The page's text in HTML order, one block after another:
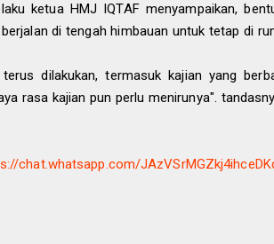
ketua HMJ IQTAF menyampaikan,
di tengah himbauan untuk tetap di
dilakukan, termasuk kajian yang
rasa kajian pun perlu menirunya".
chat.whatsapp.com/